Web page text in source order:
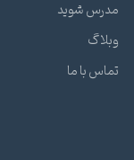
مدرس شوید
وبلاگ
تماس با ما